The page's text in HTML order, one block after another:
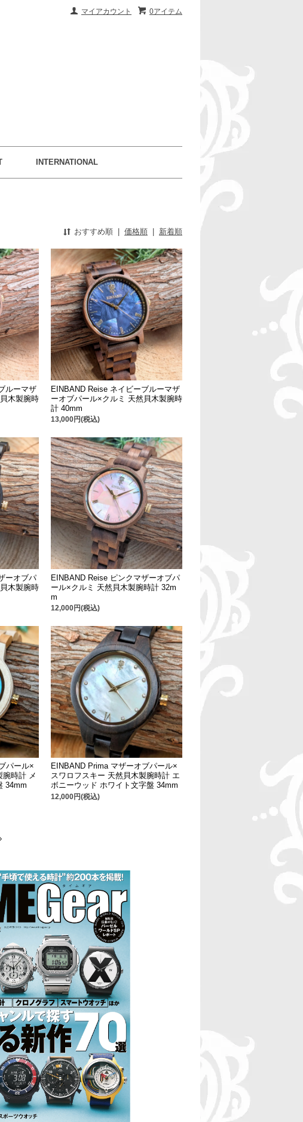
0アイテム
マイアカウント
INTERNATIONAL
おすすめ順 | 価格順 | 新着順
ルーマザ
木製腕時
EINBAND Reise ネイビーブルーマザ
ーオブパール×クルミ 天然貝木製腕時
計 40mm
13,000円(税込)
ーオブパ
木製腕時
EINBAND Reise ピンクマザーオブパ
ール×クルミ 天然貝木製腕時計 32m
m
12,000円(税込)
パール×
腕時計 メ
34mm
EINBAND Prima マザーオブパール×
スワロフスキー 天然貝木製腕時計 エ
ボニーウッド ホワイト文字盤 34mm
12,000円(税込)